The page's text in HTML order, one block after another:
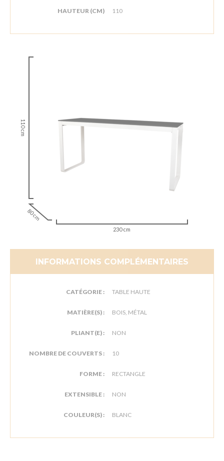
HAUTEUR (CM) 110
110 cm
80 cm
230 cm
INFORMATIONS COMPLÉMENTAIRES
CATÉGORIE : TABLE HAUTE
MATIÈRE(S) : BOIS, MÉTAL
PLIANT(E) : NON
NOMBRE DE COUVERTS : 10
FORME : RECTANGLE
EXTENSIBLE : NON
COULEUR(S) : BLANC